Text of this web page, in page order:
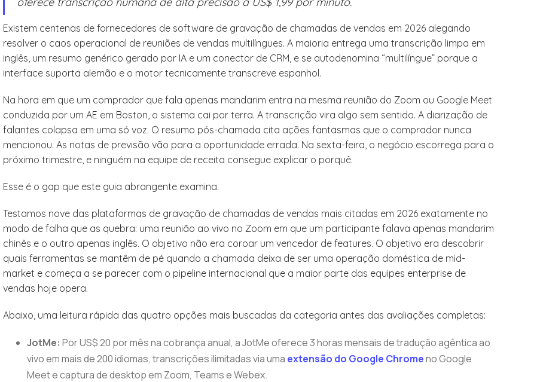
Existem centenas de fornecedores de software de gravação de chamadas de vendas em 2026 alegando
resolver o caos operacional de reuniões de vendas multilíngues. A maioria entrega uma transcrição limpa em
inglês, um resumo genérico gerado por IA e um conector de CRM, e se autodenomina “multilíngue” porque a
interface suporta alemão e o motor tecnicamente transcreve espanhol.
Na hora em que um comprador que fala apenas mandarim entra na mesma reunião do Zoom ou Google Meet
conduzida por um AE em Boston, o sistema cai por terra. A transcrição vira algo sem sentido. A diarização de
falantes colapsa em uma só voz. O resumo pós-chamada cita ações fantasmas que o comprador nunca
mencionou. As notas de previsão vão para a oportunidade errada. Na sexta-feira, o negócio escorrega para o
próximo trimestre, e ninguém na equipe de receita consegue explicar o porquê.
Esse é o gap que este guia abrangente examina.
Testamos nove das plataformas de gravação de chamadas de vendas mais citadas em 2026 exatamente no
modo de falha que as quebra: uma reunião ao vivo no Zoom em que um participante falava apenas mandarim
chinês e o outro apenas inglês. O objetivo não era coroar um vencedor de features. O objetivo era descobrir
quais ferramentas se mantêm de pé quando a chamada deixa de ser uma operação doméstica de mid-
market e começa a se parecer com o pipeline internacional que a maior parte das equipes enterprise de
vendas hoje opera.
Abaixo, uma leitura rápida das quatro opções mais buscadas da categoria antes das avaliações completas:
JotMe: Por US$ 20 por mês na cobrança anual, a JotMe oferece 3 horas mensais de tradução agêntica ao
vivo em mais de 200 idiomas, transcrições ilimitadas via uma extensão do Google Chromeno Google
Meet e captura de desktop em Zoom, Teams e Webex.